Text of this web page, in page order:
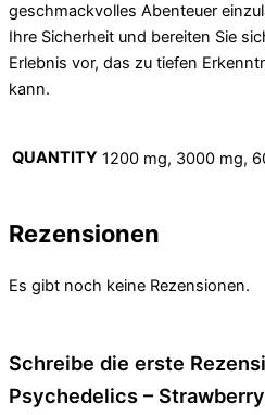
geschmackvolles Abenteuer
Ihre Sicherheit und bereiten Sie
Erlebnis vor, das zu tiefen
kann.
QUANTITY 1200 mg, 3000 mg,
Rezensionen
Es gibt noch keine Rezensionen.
Schreibe die erste
Psychedelics –